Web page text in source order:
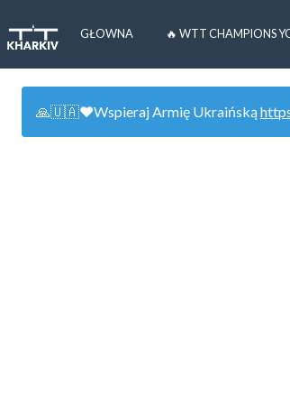
GŁOWNA 🔥 WTT CHAMPIONS
🙏🇺🇦❤️Wspieraj Armię Ukraińską